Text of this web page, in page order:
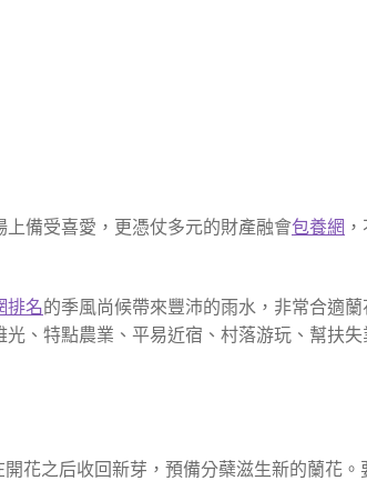
備受喜愛，更憑仗多元的財產融會包養網
排名的季風尚候帶來豐沛的雨水，非常合適蘭
、特點農業、平易近宿、村落游玩、幫扶失
花之后收回新芽，預備分蘗滋生新的蘭花。